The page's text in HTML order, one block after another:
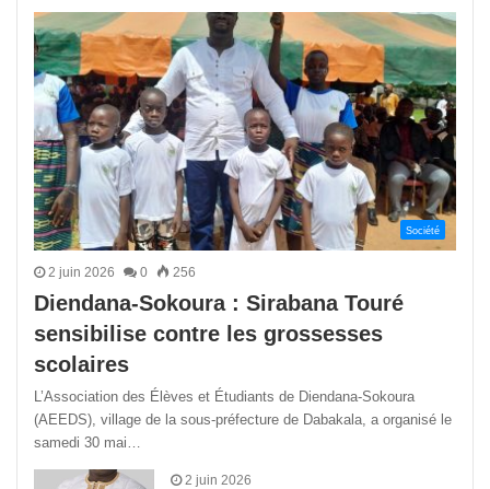
Société
2 juin 2026 0 256
Diendana-Sokoura : Sirabana Touré
sensibilise contre les grossesses
scolaires
L’Association des Élèves et Étudiants de Diendana-Sokoura
(AEEDS), village de la sous-préfecture de Dabakala, a organisé le
samedi 30 mai…
2 juin 2026